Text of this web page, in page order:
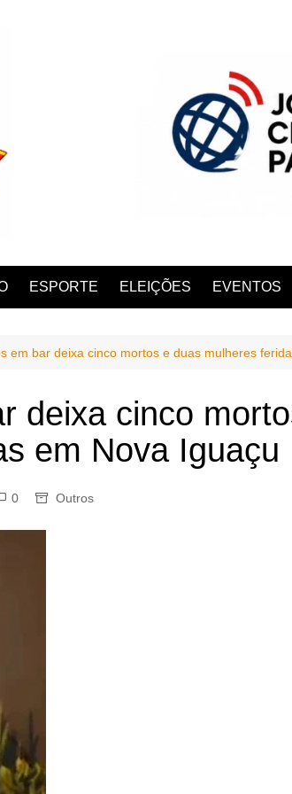
PRETO
ESPORTE ELEIÇÕES EVENTOS
em bar deixa cinco mortos e duas mulheres
deixa cinco
em Nova Iguaçu
0 Outros